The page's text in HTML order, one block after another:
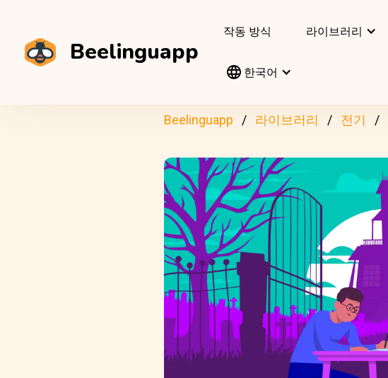
Beelinguapp
작동 방식 라이브러리
한국어
Beelinguapp 라이브러리 전기